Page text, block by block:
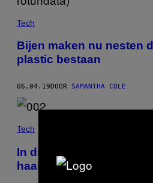
Tech
Bijen maken nu nesten
plastic bestaan
06.04.19 DOOR SAMANTHA COLE
Tech
In dit verlaten
haai te rotten